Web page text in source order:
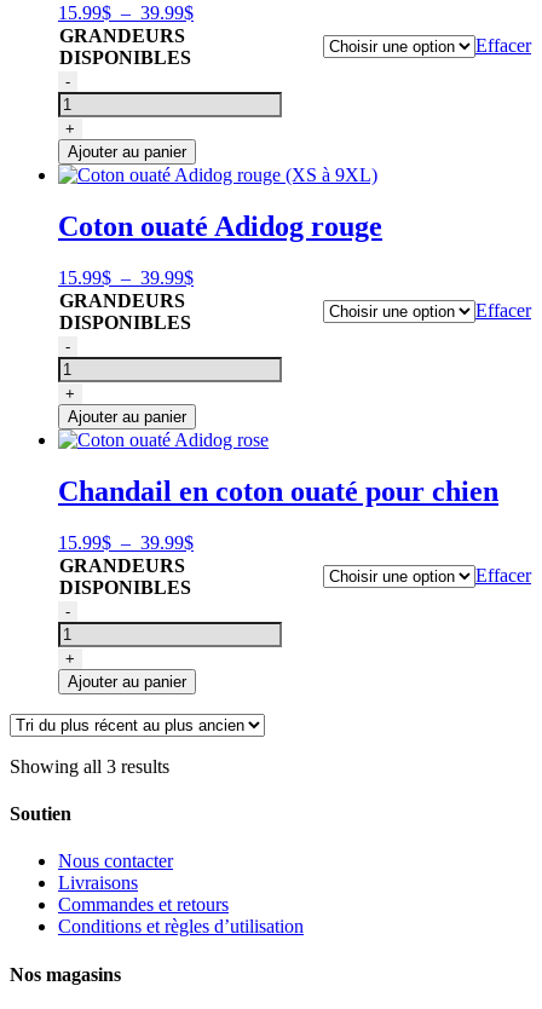
15.99$ – 39.99$Plage
à
39.99$
GRANDEURS
DISPONIBLES
Effacer
quantité
de
Chandail
coton
ouaté
pour
Adidog
-
+
Ajouter au panier
Coton ouaté Adidog rouge
15.99$ – 39.99$Plage
à
39.99$
GRANDEURS
DISPONIBLES
Effacer
quantité
de
Coton
ouaté
Adidog
rouge
à
-
+
Ajouter au panier
Chandail en coton ouaté pour chien
15.99$ – 39.99$Plage
à
39.99$
GRANDEURS
DISPONIBLES
Effacer
quantité
de
Coton
ouaté
Adidog
rose
-
+
Ajouter au panier
Showing all 3 results
Soutien
Nous contacter
Livraisons
Commandes et retours
Conditions et règles d’utilisation
Nos magasins